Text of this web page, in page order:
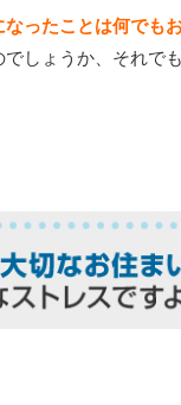
ったことは何でも
しょうか、それで